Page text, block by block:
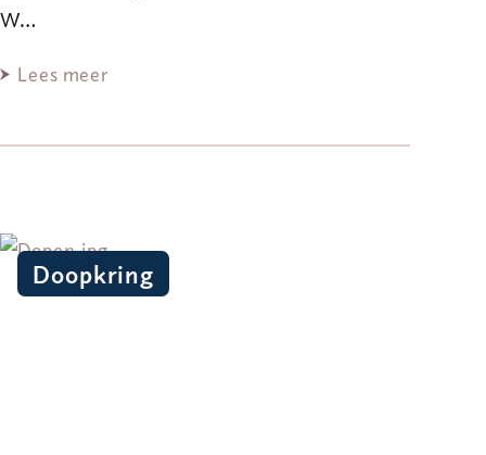
W…
Lees meer
Doopkring